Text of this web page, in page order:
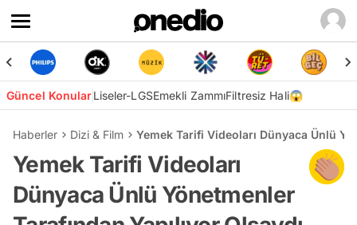
Güncel KonularLiseler-LGSEmekli ZammıFiltresiz Hali😱
Haberler Dizi & Film Yemek Tarifi Videoları Dünyaca Ünlü
Yemek Tarifi Videoları
Dünyaca Ünlü Yönetmenler